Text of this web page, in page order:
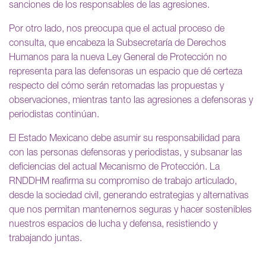
sanciones de los responsables de las agresiones.
Por otro lado, nos preocupa que el actual proceso de
consulta, que encabeza la Subsecretaría de Derechos
Humanos para la nueva Ley General de Protección no
representa para las defensoras un espacio que dé certeza
respecto del cómo serán retomadas las propuestas y
observaciones, mientras tanto las agresiones a defensoras y
periodistas continúan.
El Estado Mexicano debe asumir su responsabilidad para
con las personas defensoras y periodistas, y subsanar las
deficiencias del actual Mecanismo de Protección. La
RNDDHM reafirma su compromiso de trabajo articulado,
desde la sociedad civil, generando estrategias y alternativas
que nos permitan mantenernos seguras y hacer sostenibles
nuestros espacios de lucha y defensa, resistiendo y
trabajando juntas.